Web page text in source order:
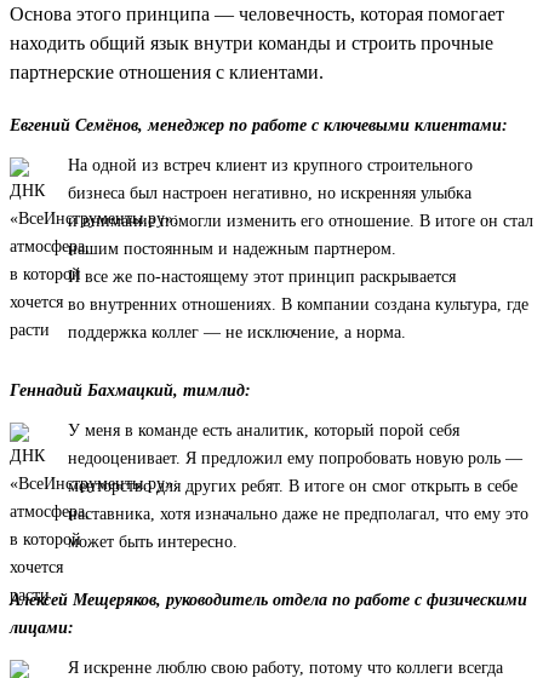
Основа этого принципа — человечность, которая помогает
находить общий язык внутри команды и строить прочные
партнерские отношения с клиентами.
Евгений Семёнов, менеджер по работе с ключевыми клиентами:
На одной из встреч клиент из крупного строительного
бизнеса был настроен негативно, но искренняя улыбка
и внимание помогли изменить его отношение. В итоге он стал
нашим постоянным и надежным партнером.
И все же по-настоящему этот принцип раскрывается
во внутренних отношениях. В компании создана культура, где
поддержка коллег — не исключение, а норма.
Геннадий Бахмацкий, тимлид:
У меня в команде есть аналитик, который порой себя
недооценивает. Я предложил ему попробовать новую роль —
менторство для других ребят. В итоге он смог открыть в себе
наставника, хотя изначально даже не предполагал, что ему это
может быть интересно.
Алексей Мещеряков, руководитель отдела по работе с физическими
лицами:
Я искренне люблю свою работу, потому что коллеги всегда